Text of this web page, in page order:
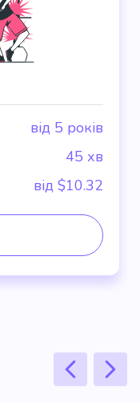
від 5 років
45 хв
від $10.32